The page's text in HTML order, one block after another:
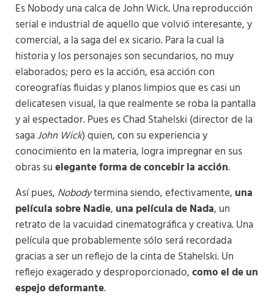
Es Nobodyuna calca de John Wick. Una reproducción
serial e industrial de aquello que volvió interesante, y
comercial, a la saga del ex sicario. Para la cual la
historia y los personajes son secundarios, no muy
elaborados; pero es la acción, esa acción con
coreografías fluidas y planos limpios que es casi un
delicatesen visual, la que realmente se roba la pantalla
y al espectador. Pues es Chad Stahelski (director de la
sagaJohn Wick) quien, con su experiencia y
conocimiento en la materia, logra impregnar en sus
obras suelegante forma de concebir la acción.
Así pues, Nobodytermina siendo, efectivamente, una
película sobre Nadie, una película de Nada, un
retrato de la vacuidad cinematográfica y creativa. Una
película que probablemente sólo será recordada
gracias a ser un reflejo de la cinta de Stahelski. Un
reflejo exagerado y desproporcionado,como el de un
espejo deformante.